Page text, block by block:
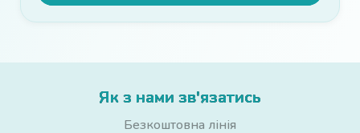
Як з нами зв'язатись
Безкоштовна лінія